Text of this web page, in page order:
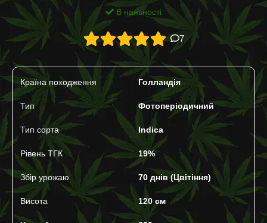
В наявності
7
Країна походження Голландія
Тип Фотоперіодичний
Тип сорта Indica
Рівень ТГК 19%
Збір урожаю 70 днів (Цвітіння)
Висота 120 см